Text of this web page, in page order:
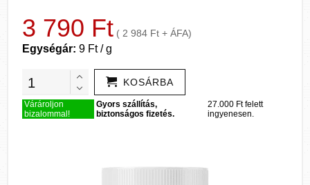
3 790 Ft ( 2 984 Ft + ÁFA)
Egységár: 9 Ft / g
KOSÁRBA
Várároljon
bizalommal!
Gyors szállítás,
biztonságos fizetés.
27.000 Ft felett
ingyenesen.